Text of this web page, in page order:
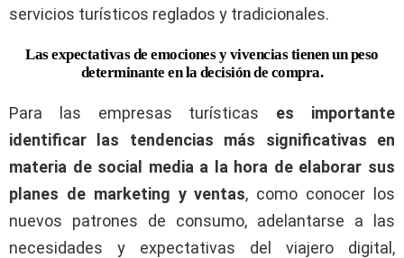
servicios turísticos reglados y tradicionales.
Las expectativas de emociones y vivencias tienen un peso
determinante en la decisión de compra.
Para las empresas turísticas es importante
identificar las tendencias más significativas en
materia de social media a la hora de elaborar sus
planes de marketing y ventas, como conocer los
nuevos patrones de consumo, adelantarse a las
necesidades y expectativas del viajero digital,